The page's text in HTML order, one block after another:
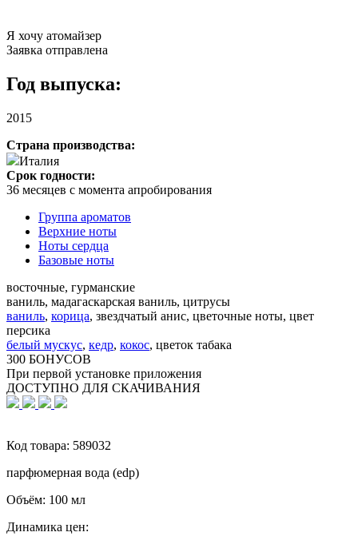
Я хочу атомайзер
Заявка отправлена
Год выпуска:
2015
Страна производства:
Италия
Срок годности:
36 месяцев с момента апробирования
Группа ароматов
Верхние ноты
Ноты сердца
Базовые ноты
восточные, гурманские
ваниль, мадагаскарская ваниль, цитрусы
ваниль, корица, звездчатый анис, цветочные ноты, цвет
персика
белый мускус, кедр, кокос, цветок табака
300 БОНУСОВ
При первой установке приложения
ДОСТУПНО ДЛЯ СКАЧИВАНИЯ
Код товара: 589032
парфюмерная вода (edp)
Объём: 100 мл
Динамика цен: